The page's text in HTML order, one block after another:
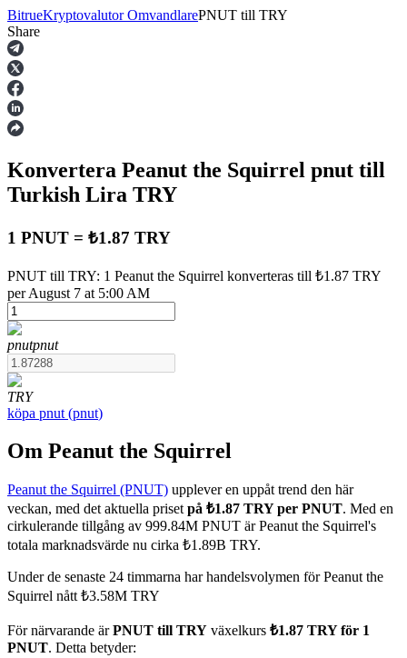
Terminer
USDT Futures
Futures med USDT som säkerhet
COIN-M Futures
Futures för kryptovaluta
TradFi
BitrueKryptovalutor OmvandlarePNUT till TRY
Share
Konvertera Peanut the Squirrel pnut till
Turkish Lira TRY
1 PNUT = ₺1.87 TRY
PNUT till TRY: 1 Peanut the Squirrel konverteras till ₺1.87 TRY
per August 7 at 5:00 AM
pnutpnut
TRY
köpa pnut (pnut)
Om Peanut the Squirrel
Peanut the Squirrel (PNUT) upplever en uppåt trend den här
veckan, med det aktuella priset på ₺1.87 TRY per PNUT. Med en
cirkulerande tillgång av 999.84M PNUT är Peanut the Squirrel's
totala marknadsvärde nu cirka ₺1.89B TRY.
Under de senaste 24 timmarna har handelsvolymen för Peanut the
Squirrel nått ₺3.58M TRY
För närvarande ärPNUT till TRY växelkurs ₺1.87 TRY för 1
PNUT. Detta betyder: